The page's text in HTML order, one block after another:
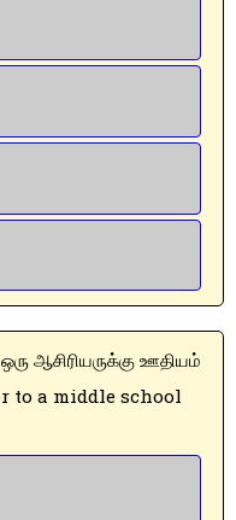
to a middle school